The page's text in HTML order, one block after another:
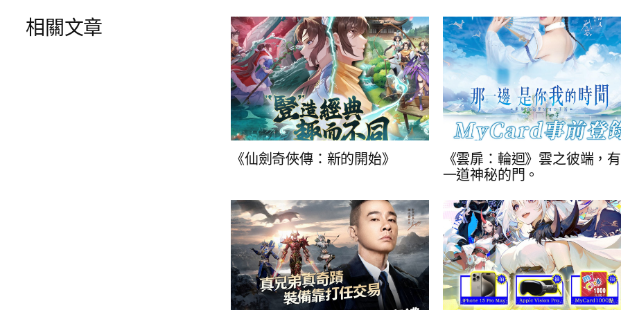
相關文章
《仙劍奇俠傳：新的開始》
《雲扉：輪迴》雲之彼端，
一道神秘的門。